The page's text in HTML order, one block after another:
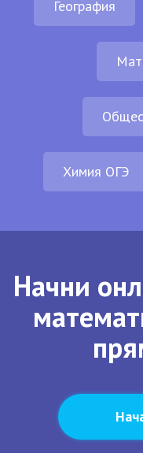
География
Химия ОГЭ
Начни